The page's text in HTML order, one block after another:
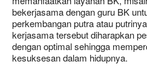
bekerjasama dengan guru BK
perkembangan putra atau
kerjasama tersebut diharapkan
dengan optimal sehingga
kesuksesan dalam hidupnya.